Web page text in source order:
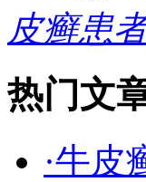
皮癣患
热门文
·牛皮